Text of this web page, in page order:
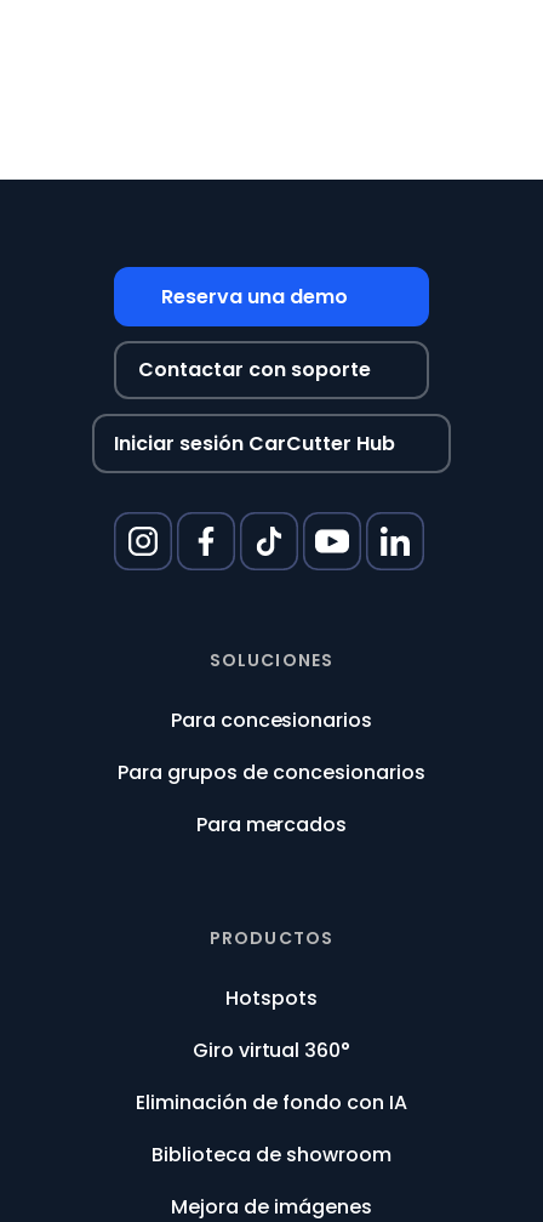
SOLUCIONES
Para concesionarios
Para grupos de concesionarios
Para mercados
PRODUCTOS
Hotspots
Giro virtual 360°
Eliminación de fondo con IA
Biblioteca de showroom
Mejora de imágenes
Reserva una demo
Contactar con soporte
Iniciar sesión CarCutter Hub